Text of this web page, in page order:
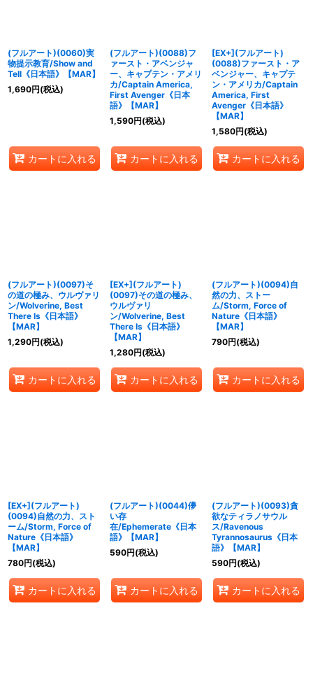
(フルアート)(0060)実
物提示教育/Show and
Tell《日本語》【MAR】
1,690円(税込)
カートに入れる
(フルアート)(0088)フ
ァースト・アベンジャ
ー、キャプテン・アメリ
カ/Captain America,
First Avenger《日本
語》【MAR】
1,590円(税込)
カートに入れる
[EX+](フルアート)
(0088)ファースト・ア
ベンジャー、キャプテ
ン・アメリカ/Captain
America, First
Avenger《日本語》
【MAR】
1,580円(税込)
カートに入れる
(フルアート)(0097)そ
の道の極み、ウルヴァリ
ン/Wolverine, Best
There Is《日本語》
【MAR】
1,290円(税込)
カートに入れる
[EX+](フルアート)
(0097)その道の極み、
ウルヴァリ
ン/Wolverine, Best
There Is《日本語》
【MAR】
1,280円(税込)
カートに入れる
(フルアート)(0094)自
然の力、ストー
ム/Storm, Force of
Nature《日本語》
【MAR】
790円(税込)
カートに入れる
[EX+](フルアート)
(0094)自然の力、スト
ーム/Storm, Force of
Nature《日本語》
【MAR】
780円(税込)
カートに入れる
(フルアート)(0044)儚
い存
在/Ephemerate《日本
語》【MAR】
590円(税込)
カートに入れる
(フルアート)(0093)貪
欲なティラノサウル
ス/Ravenous
Tyrannosaurus《日本
語》【MAR】
590円(税込)
カートに入れる